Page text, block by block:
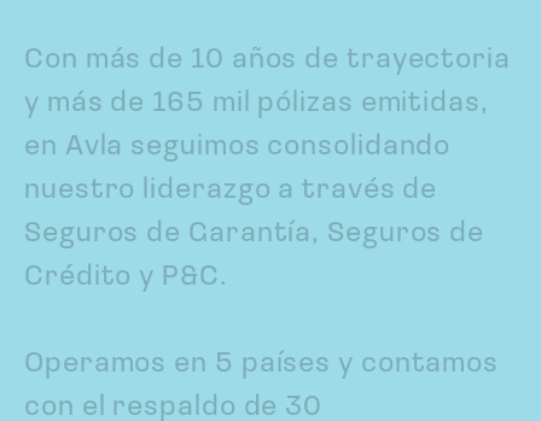
Con más d e 10 años d e trayectoria
y más d e 165 mi pó izas emitid as,
en Av a seguimos conso id and o
nuestro id erazgo a través d e
Seguros d e Garantía, Seguros d e
Créd ito y P&C.
Operamos en 5 países y contamos
con e respa d o d e 30